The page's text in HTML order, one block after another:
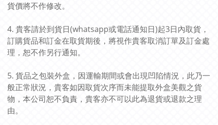
貨價將不作修改。
4. 貴客請於到貨日(whatsapp或電話通知日)起3日內取貨，
訂購貨品和訂金在取貨期後，將視作貴客取消訂單及訂金處
理，恕不作另行通知。
5. 貨品之包裝外盒，因運輸期間或會出現凹陷情況，此乃一
般正常狀況，貴客如因取貨次序而未能提取外盒美觀之貨
物，本公司恕不負責，貴客亦不可以此為退貨或退款之理
由。